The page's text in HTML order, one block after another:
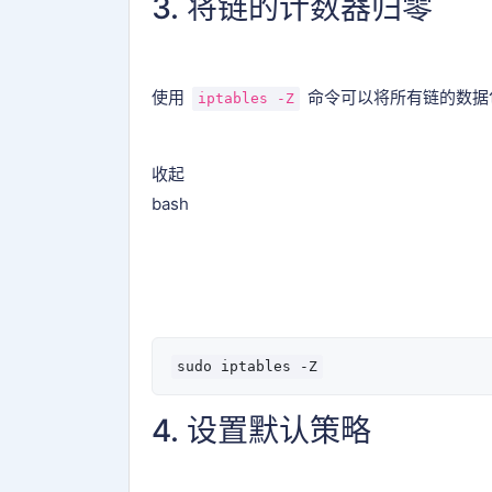
3. 将链的计数器归零
使用 iptables -Z 命令可以将所有链的数据
收起
bash
4. 设置默认策略